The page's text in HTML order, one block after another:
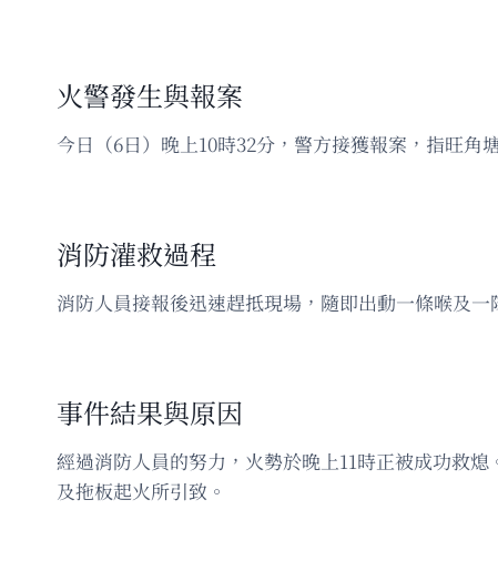
火警發生與報案
今日（6日）晚上10時32分，警方接獲報案，指旺角
消防灌救過程
消防人員接報後迅速趕抵現場，隨即出動一條喉及
事件結果與原因
經過消防人員的努力，火勢於晚上11時正被成功救
及拖板起火所引致。